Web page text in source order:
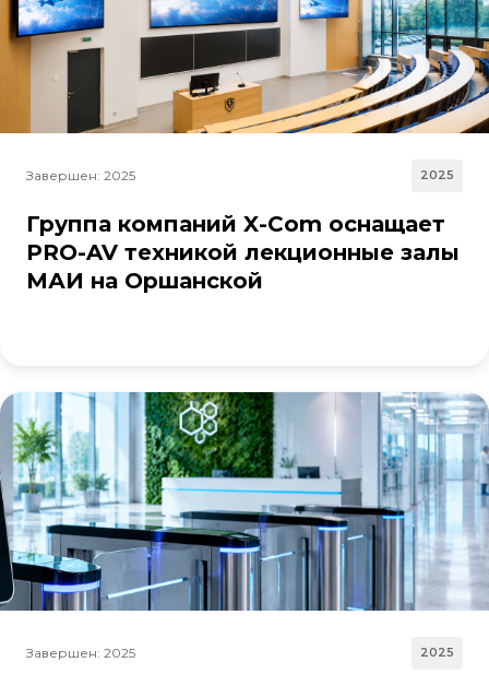
Завершен: 2025 2025
Группа компаний X-Com оснащает
PRO-AV техникой лекционные залы
МАИ на Оршанской
Завершен: 2025 2025